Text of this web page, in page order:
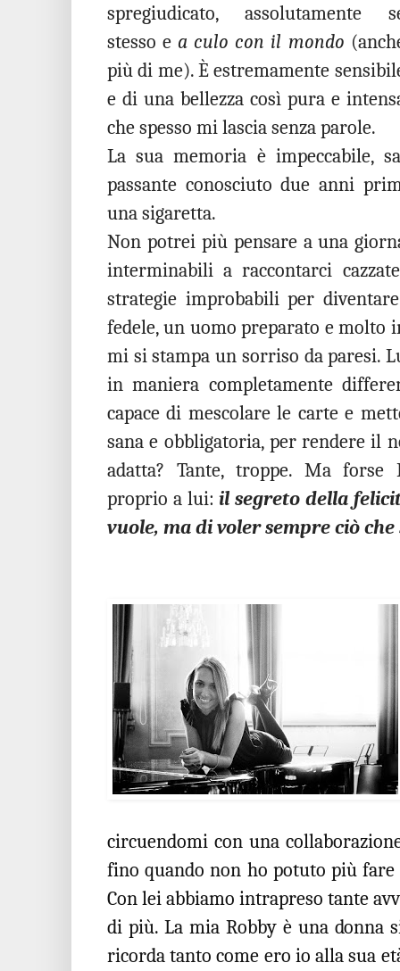
spregiudicato, assolutamente
stesso ea culo con il mondo
più di me). È estremamente
e di una bellezza così pura e
che spesso mi lascia senza parole.
La sua memoria è impeccabile,
passante conosciuto due anni
una sigaretta.
Non potrei più pensare a una
interminabili a raccontarci
strategie improbabili per
fedele, un uomo preparato e molto
mi si stampa un sorriso da paresi.
in maniera completamente
capace di mescolare le carte e
sana e obbligatoria, per rendere il
adatta? Tante, troppe. Ma forse
proprio a lui:il segreto della
vuole, ma di voler sempre ciò che
circuendomi con una
fino quando non ho potuto più
Con lei abbiamo intrapreso tante
di più. La mia Robby è una donna
ricorda tanto come ero io alla sua